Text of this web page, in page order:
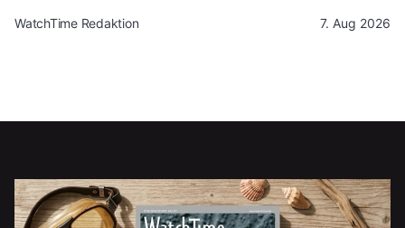
WatchTime Redaktion 7. Aug 2026